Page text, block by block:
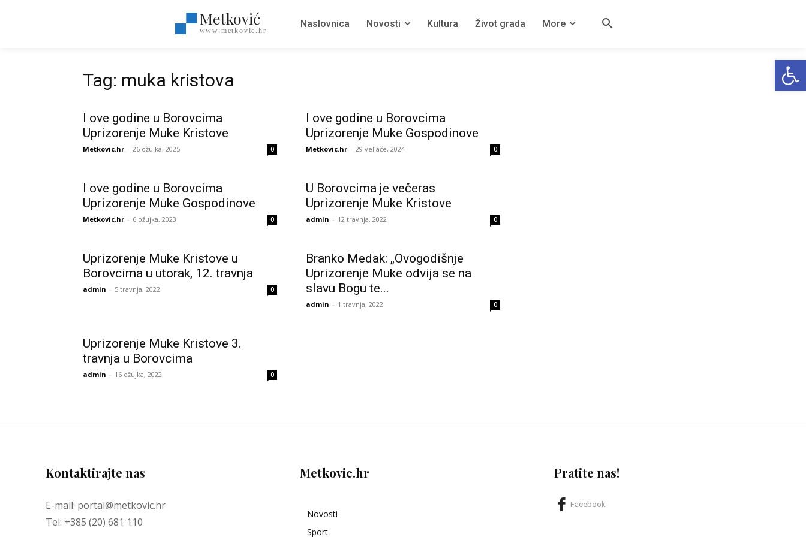
Metković
www.metkovic.hr
Naslovnica Novosti Kultura Život grada More
Tag: muka kristova
I ove godine u Borovcima
Uprizorenje Muke Kristove
Metkovic.hr - 26 ožujka, 2025 0
I ove godine u Borovcima
Uprizorenje Muke Gospodinove
Metkovic.hr - 29 veljače, 2024 0
I ove godine u Borovcima
Uprizorenje Muke Gospodinove
Metkovic.hr - 6 ožujka, 2023 0
U Borovcima je večeras
Uprizorenje Muke Kristove
admin - 12 travnja, 2022 0
Uprizorenje Muke Kristove u
Borovcima u utorak, 12. travnja
admin - 5 travnja, 2022 0
Branko Medak: „Ovogodišnje
Uprizorenje Muke odvija se na
slavu Bogu te...
admin - 1 travnja, 2022 0
Uprizorenje Muke Kristove 3.
travnja u Borovcima
admin - 16 ožujka, 2022 0
Kontaktirajte nas
E-mail: portal@metkovic.hr
Tel: +385 (20) 681 110
Metkovic.hr
Novosti
Sport
Pratite nas!
Facebook